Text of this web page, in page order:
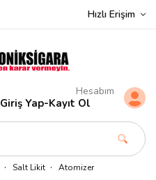
Hızlı Erişim
Salt Likit Atomizer
Hesabım
Giriş Yap-Kayıt Ol